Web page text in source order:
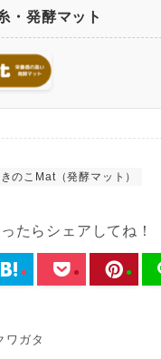
・発酵マット
きのこMat（発酵マット）
たらシェアしてね！
ワガタ